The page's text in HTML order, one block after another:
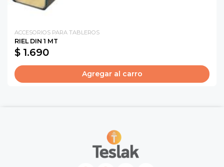
ACCESORIOS PARA TABLEROS
RIEL DIN 1 MT
$ 1.690
Agregar al carro